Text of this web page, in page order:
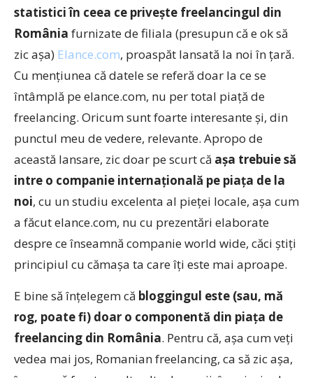
statistici în ceea ce priveşte freelancingul din
România furnizate de filiala (presupun că e ok să
zic aşa) Elance.com, proaspăt lansată la noi în ţară.
Cu menţiunea că datele se referă doar la ce se
întâmplă pe elance.com, nu per total piaţă de
freelancing. Oricum sunt foarte interesante şi, din
punctul meu de vedere, relevante. Apropo de
această lansare, zic doar pe scurt că aşa trebuie să
intre o companie internaţională pe piaţa de la
noi, cu un studiu excelenta al pieţei locale, aşa cum
a făcut elance.com, nu cu prezentări elaborate
despre ce înseamnă companie world wide, căci ştiţi
principiul cu cămaşa ta care îţi este mai aproape.
E bine să înţelegem că bloggingul este (sau, mă
rog, poate fi) doar o componentă din piaţa de
freelancing din România. Pentru că, aşa cum veţi
vedea mai jos, Romanian freelancing, ca să zic aşa,